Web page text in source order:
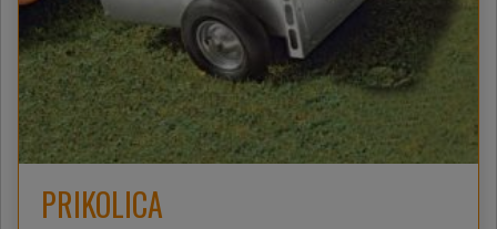
PRIKOLICA